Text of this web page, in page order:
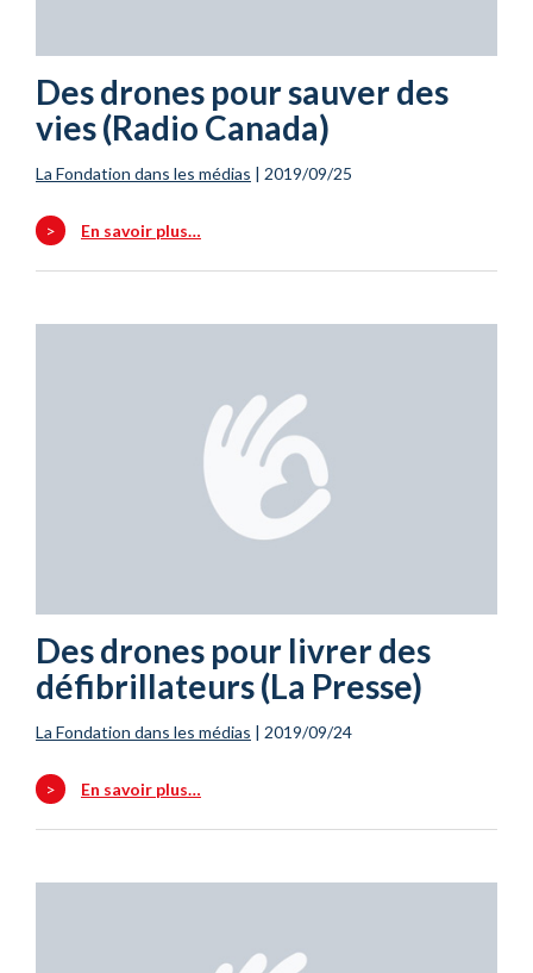
Des drones pour sauver des
vies (Radio Canada)
La Fondation dans les médias | 2019/09/25
> En savoir plus…
Des drones pour livrer des
défibrillateurs (La Presse)
La Fondation dans les médias | 2019/09/24
> En savoir plus…